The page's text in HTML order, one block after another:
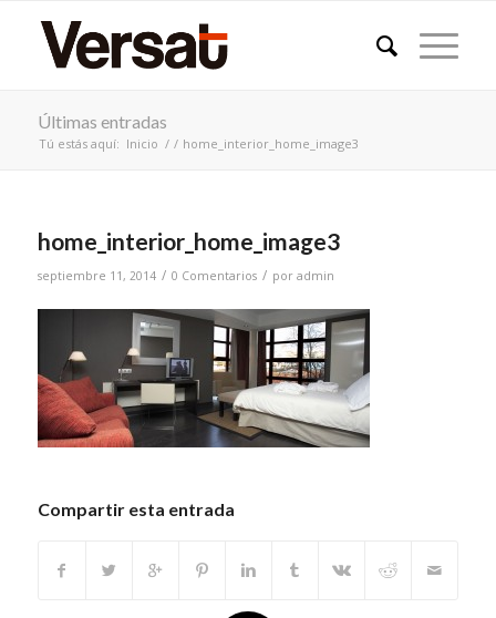
Últimas entradas
Tú estás aquí: Inicio / / home_interior_home_image3
home_interior_home_image3
septiembre 11, 2014 / 0 Comentarios / por admin
Compartir esta entrada